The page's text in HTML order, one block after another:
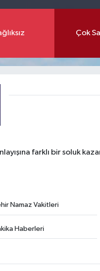
Çok
farklı bir soluk
Namaz Vakitleri
Haberleri